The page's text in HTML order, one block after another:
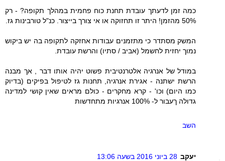
כמה זמן לדעתך עובדת תחנת כוח פחמית במהלך תקופה? - רק
50% מהזמן! היתר זו תחזוקה או אי צורך בייצור. כנ"ל טורבינות גז.
המשק מסתדר כי מתזמנים עבודות אחזקה לתקופה בה יש ביקוש
נמוך יחזית לחשמל (אביב / סתיו) והרשת עובדת.
במודל של אנרגיה אלטרנטיבית פשוט יהיה אותו דבר , אך מבנה
הרשת ישתנה - אגירת אנרגיה, תחנות גז לטיפול בפיקים (בדיוק
כמו היום) וכו' - קרא מחקרים - כולם מראים שאין קושי למדינה
גדולה ךעבור ל- 100% אנרגיות מתחדשות
השב
יעקב 28 ביוני 2016 בשעה 13:06